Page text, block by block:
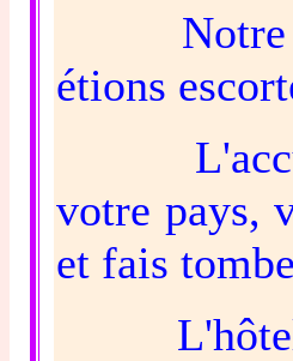
Notre
étions
L'accueil
votre pays,
et fais
L'hôtel